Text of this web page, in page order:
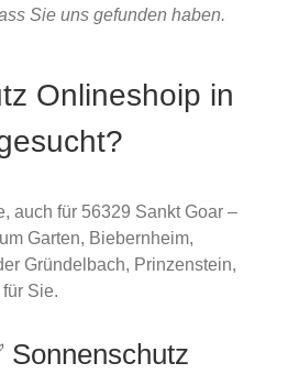
Sie uns gefunden haben.
Onlineshoip in
auch für 56329 Sankt Goar –
Garten, Biebernheim,
Gründelbach, Prinzenstein,
Sie.
Sonnenschutz